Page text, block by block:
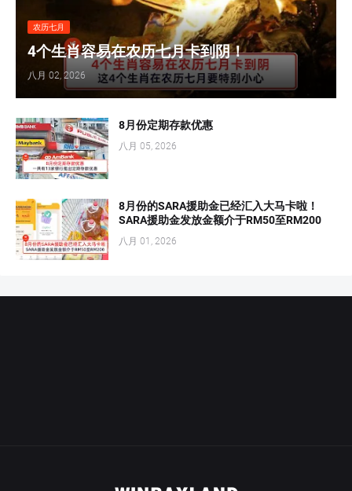
农历七月
4个生肖容易在农历七月卡到阴！
八月 02, 2026
8月份定期存款优惠
八月 05, 2026
8月份的SARA援助金已经汇入大马卡啦！
SARA援助金发放金额介于RM50至RM200
八月 01, 2026